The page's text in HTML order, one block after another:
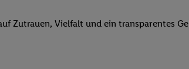
Zutrauen, Vielfalt und ein transparentes
weiter, der anhand der IP-